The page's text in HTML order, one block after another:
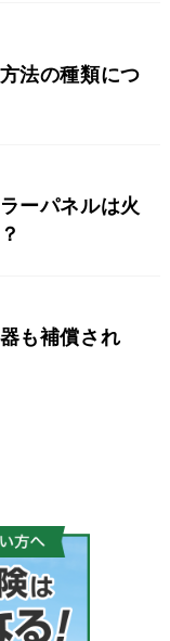
法の種類につ
ーパネルは火
も補償され